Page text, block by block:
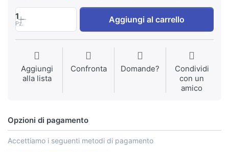
1
Pz. Aggiungi al carrello
Aggiungi
alla lista
Confronta Domande?
Condividi
con un
amico
Opzioni di pagamento
Accettiamo i seguenti metodi di pagamento